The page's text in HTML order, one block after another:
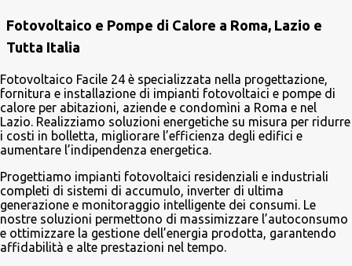
Fotovoltaico e Pompe di Calore a Roma, Lazio e
Tutta Italia
Fotovoltaico Facile 24 è specializzata nella progettazione,
fornitura e installazione di impianti fotovoltaici e pompe di
calore per abitazioni, aziende e condomìni a Roma e nel
Lazio. Realizziamo soluzioni energetiche su misura per ridurre
i costi in bolletta, migliorare l’efficienza degli edifici e
aumentare l’indipendenza energetica.
Progettiamo impianti fotovoltaici residenziali e industriali
completi di sistemi di accumulo, inverter di ultima
generazione e monitoraggio intelligente dei consumi. Le
nostre soluzioni permettono di massimizzare l’autoconsumo
e ottimizzare la gestione dell’energia prodotta, garantendo
affidabilità e alte prestazioni nel tempo.